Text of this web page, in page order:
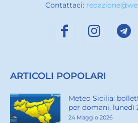
Contattaci:
ARTICOLI POPOLARI
Meteo Sicilia:
per domani, lunedì
24 Maggio 2026